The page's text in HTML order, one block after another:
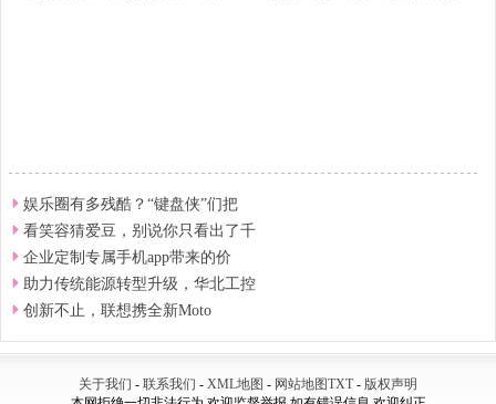
娱乐圈有多残酷？“键盘侠”们把
看笑容猜爱豆，别说你只看出了千
企业定制专属手机app带来的价
助力传统能源转型升级，华北工控
创新不止，联想携全新Moto
关于我们 - 联系我们 - XML地图 - 网站地图TXT- 版权声明